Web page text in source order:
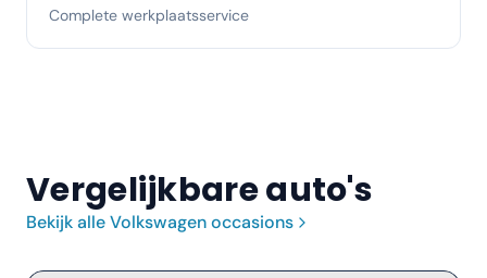
Complete werkplaatsservice
Vergelijkbare auto's
Bekijk alleVolkswagenoccasions